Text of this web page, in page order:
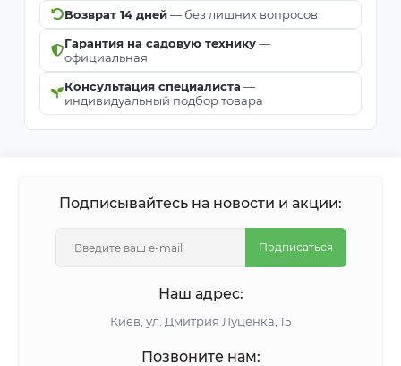
Возврат 14 дней— без лишних вопросов
Гарантия на садовую технику—
официальная
Консультация специалиста —
индивидуальный подбор товара
Подписывайтесь на новости и акции:
Подписаться
Наш адрес:
Киeв, ул. Дмитрия Луценка, 15
Позвоните нам: